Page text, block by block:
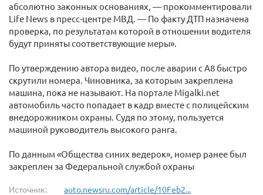
абсолютно законных основаниях, — прокомментировали
Life News в пресс-центре МВД. — По факту ДТП назначена
проверка, по результатам которой в отношении водителя
будут приняты соответствующие меры».
По утверждению автора видео, после аварии с A8 быстро
скрутили номера. Чиновника, за которым закреплена
машина, пока не называют. На портале Migalki.net
автомобиль часто попадает в кадр вместе с полицейским
внедорожником охраны. Судя по этому, пользуется
машиной руководитель высокого ранга.
По данным «Общества синих ведерок», номер ранее был
закреплен за Федеральной службой охраны
Источник: auto.newsru.com/article/10Feb2...